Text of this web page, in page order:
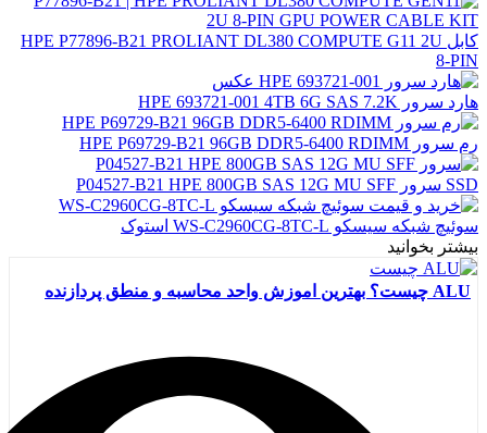
کابل HPE P77896-B21 PROLIANT DL380 COMPUTE G11 2U
8-PIN
هارد سرور HPE 693721-001 4TB 6G SAS 7.2K
رم سرور HPE P69729-B21 96GB DDR5-6400 RDIMM
SSD سرور P04527-B21 HPE 800GB SAS 12G MU SFF
سوئیچ شبکه سیسکو WS-C2960CG-8TC-L استوک
بیشتر بخوانید
ALU چیست؟ بهترین اموزش واحد محاسبه و منطق پردازنده